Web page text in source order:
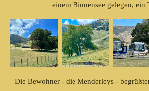
einem Binnensee gelegen, ein
Die Bewohner - die Menderleys -